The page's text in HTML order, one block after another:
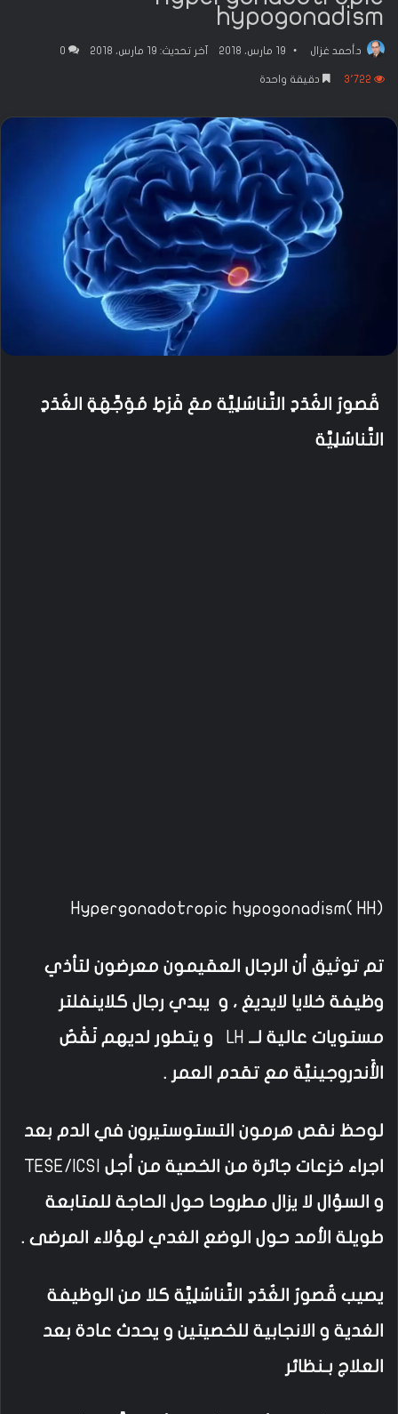
hypogonadism
د.أحمد غزال 19 مارس، 2018 آخر تحديث: 19 مارس، 2018 0
3٬722 دقيقة واحدة
قُصورُ الغُدَدِ التَّناسُلِيَّة معَ فَرْطِ مُوَجِّهَةِ الغُدَدِ
التَّناسُلِيَّة
(Hypergonadotropic hypogonadism( HH
تم توثيق أن الرجال العقيمون معرضون لتأذي
وظيفة خلايا لايديغ ، و يبدي رجال كلاينفلتر
مستويات عالية لــ LH
و يتطور لديهم نَقْصُ
الأَندروجينيَّة مع تقدم العمر .
لوحظ نقص هرمون التستوستيرون في الدم بعد
اجراء خزعات جائرة من الخصية من أجل TESE/ICSI
و السؤال لا يزال مطروحا حول الحاجة للمتابعة
طويلة الأمد حول الوضع الغدي لهؤلاء المرضى .
يصيب قُصورُ الغُدَدِ التَّناسُلِيَّة كلا من الوظيفة
الغدية و الانجابية للخصيتين و يحدث عادة بعد
العلاج بـنظائر